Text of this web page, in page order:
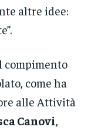
altre idee:
compimento
come ha
alle Attività
Canovi,